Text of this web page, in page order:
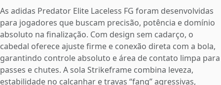
As adidas Predator Elite Laceless FG foram desenvolvidas
para jogadores que buscam precisão, potência e domínio
absoluto na finalização. Com design sem cadarço, o
cabedal oferece ajuste firme e conexão direta com a bola,
garantindo controle absoluto e área de contato limpa para
passes e chutes. A sola Strikeframe combina leveza,
estabilidade no calcanhar e travas “fang” agressivas,